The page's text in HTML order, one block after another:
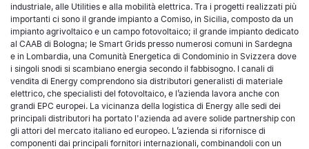
industriale, alle Utilities e alla mobilità elettrica. Tra i progetti realizzati più
importanti ci sono il grande impianto a Comiso, in Sicilia, composto da un
impianto agrivoltaico e un campo fotovoltaico; il grande impianto dedicato
al CAAB di Bologna; le Smart Grids presso numerosi comuni in Sardegna
e in Lombardia, una Comunità Energetica di Condominio in Svizzera dove
i singoli snodi si scambiano energia secondo il fabbisogno. I canali di
vendita di Energy comprendono sia distributori generalisti di materiale
elettrico, che specialisti del fotovoltaico, e l’azienda lavora anche con
grandi EPC europei. La vicinanza della logistica di Energy alle sedi dei
principali distributori ha portato l'azienda ad avere solide partnership con
gli attori del mercato italiano ed europeo. L’azienda si rifornisce di
componenti dai principali fornitori internazionali, combinandoli con un